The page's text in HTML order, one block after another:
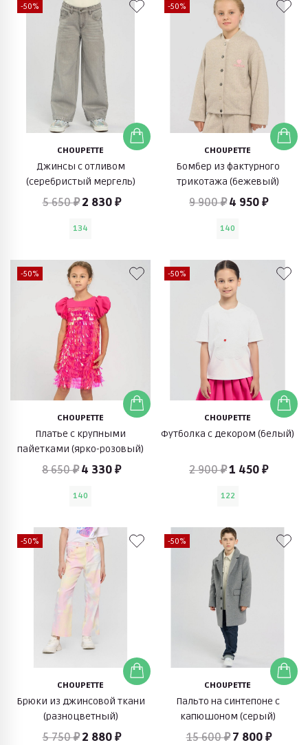
-50%
CHOUPETTE
Джинсы с отливом
(серебристый мергель)
5 650 ₽ 2 830 ₽
134
-50%
CHOUPETTE
Бомбер из фактурного
трикотажа (бежевый)
9 900 ₽ 4 950 ₽
140
-50%
CHOUPETTE
Платье с крупными
пайетками (ярко-розовый)
8 650 ₽ 4 330 ₽
140
-50%
CHOUPETTE
Футболка с декором (белый)
2 900 ₽1 450 ₽
122
-50%
CHOUPETTE
Брюки из джинсовой ткани
(разноцветный)
5 750 ₽ 2 880 ₽
-50%
CHOUPETTE
Пальто на синтепоне с
капюшоном (серый)
15 600 ₽ 7 800 ₽